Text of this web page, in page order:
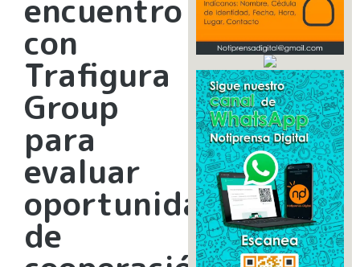
encuentro
con
Trafigura
Group
para
evaluar
oportunidades
de